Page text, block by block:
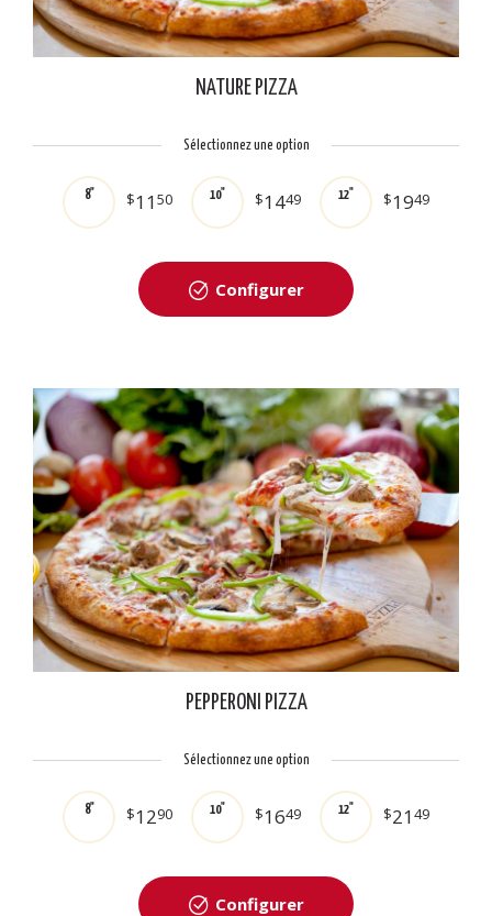
NATURE PIZZA
Sélectionnez une option
8" $1150 10" $1449 12" $1949
Configurer
PEPPERONI PIZZA
Sélectionnez une option
8" $1290 10" $1649 12" $2149
Configurer